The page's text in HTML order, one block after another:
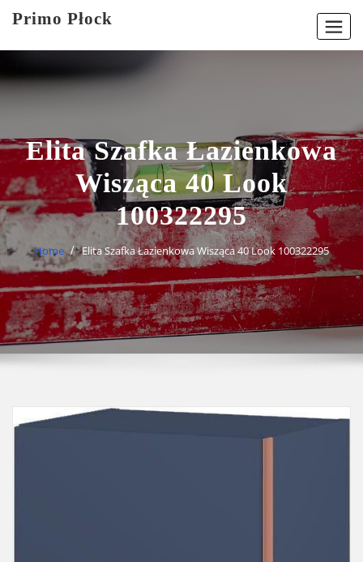
Primo Płock
Elita Szafka Łazienkowa
Wisząca 40 Look
100322295
Home Elita Szafka Łazienkowa Wisząca 40 Look 100322295